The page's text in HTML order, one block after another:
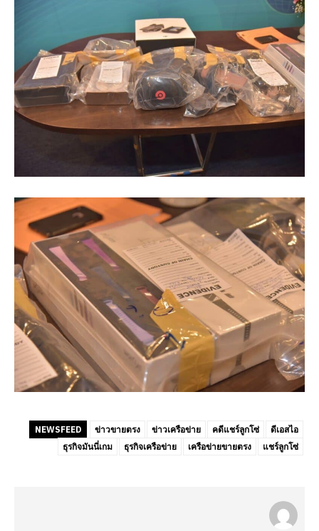
NEWSFEED ข่าวขายตรง ข่าวเครือข่าย คดีแชร์ลูกโซ่
ดีเอสไอ
ธุรกิจมันนี่เกม
ธุรกิจเครือข่าย เครือข่ายขายตรง แชร์ลูกโซ่